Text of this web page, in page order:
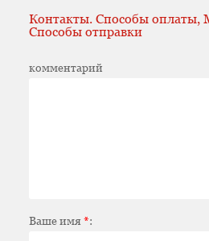
Контакты. Способы оплаты,
Способы отправки
комментарий
Ваше имя*: